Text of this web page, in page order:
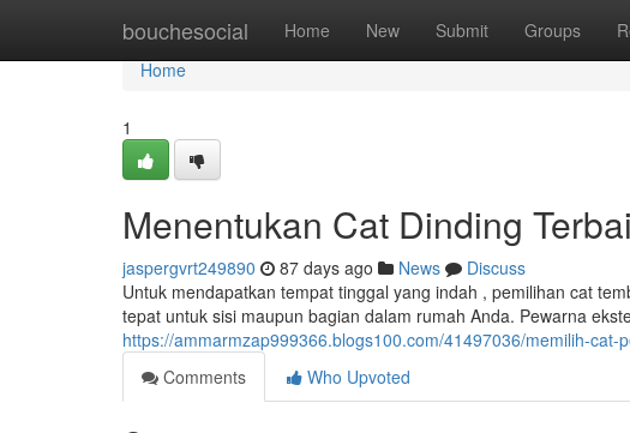
bouchesocial Home New Submit Groups
Home
Home
1
Menentukan Cat Dinding
jaspergvrt249890 87 days ago News
Discuss
Untuk mendapatkan tempat tinggal yang indah , pemilihan cat
tepat untuk sisi maupun bagian dalam rumah Anda. Pewarna
https://ammarmzap999366.blogs100.com/41497036/memilih-cat-
Comments
Who Upvoted